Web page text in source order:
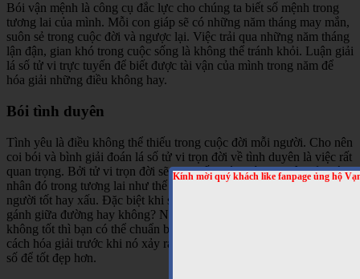
Kính mời quý khách like fanpage ủng hộ
Bói vận mệnh là công cụ đắc lực cho chúng ta biết số mệnh trong
tương lai của mình. Mỗi con giáp sẽ có những năm tháng may mắn,
suôn sẻ trong cuộc đời và ngược lại. Việc trải qua những năm tháng
lận đận, gian khó trong cuộc sống là không thể tránh khỏi. Luận giải
lá số tử vi trực tuyến để biết được tài vận của mình trong năm để
hóa giải những điều không hay.
Bói tình duyên
Tình yêu là điều không thể thiếu trong cuộc đời mỗi người. Cho nên
coi bói và bình giải đoán lá số tử vi trọn đời về tình duyên là việc rất
quan trọng. Bởi tử vi trọn đời sẽ cho biết đường tình duyên của cá
nhân đó trong tương lai như thế nào? lận đận hay suôn sẻ, gặp được
người tốt hay xấu. Đặc biệt khi sinh vào tháng năm đó thì có đứt
gánh giữa đường hay không? Nếu các thông tin được cung cấp
không tốt thì bạn có thể chuẩn bị tư thế để đón nhận. Đồng thời tìm
cách hóa giải trước khi nó xảy ra, để giảm vận hạn xấu, cải tạo vận
số để tốt đẹp hơn.